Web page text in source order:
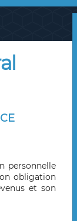
personnelle
obligation
et son